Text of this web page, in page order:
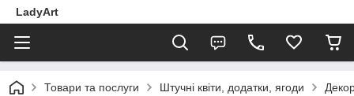
LadyArt
Товари та послуги Штучні квіти, додатки, ягоди